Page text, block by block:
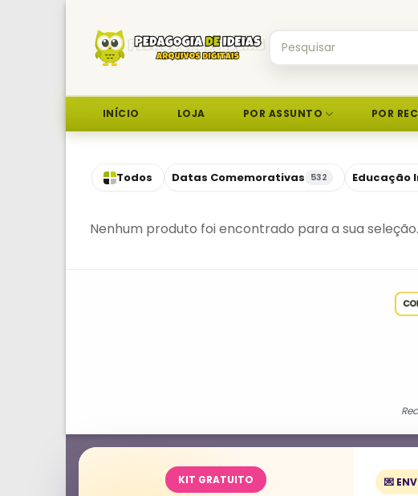
content
por:
INÍCIO LOJA POR ASSUNTO POR
Todos Datas Comemorativas 532 Educação
Nenhum produto foi encontrado para a sua seleção.
KIT GRATUITO 💌